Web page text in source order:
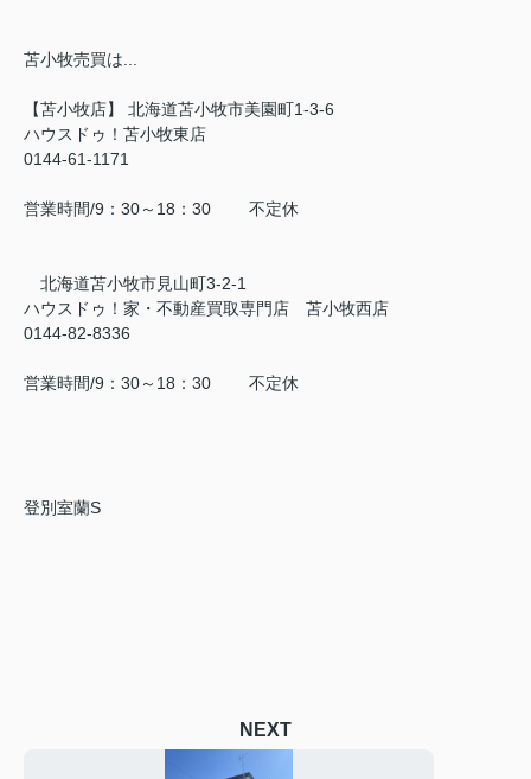
苫小牧売買は...
【苫小牧店】 北海道苫小牧市美園町1-3-6
ハウスドゥ！苫小牧東店
0144-61-1171
営業時間/9：30～18：30 不定休
北海道苫小牧市見山町3-2-1
ハウスドゥ！家・不動産買取専門店 苫小牧西店
0144-82-8336
営業時間/9：30～18：30 不定休
登別室蘭S
NEXT